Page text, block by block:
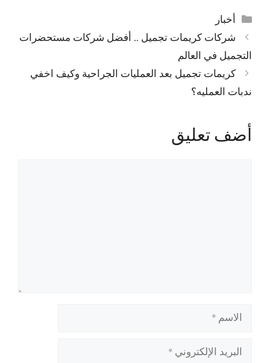
التصنيفات
أخبار
شركات كريمات تجميل .. أفضل شركات مستحضرات
التجميل في العالم
كريمات تجميل بعد العمليات الجراحية وكيف اخفي
ندبات العمليه؟
أضف تعليق
الاسم
البريد
الإلكتروني